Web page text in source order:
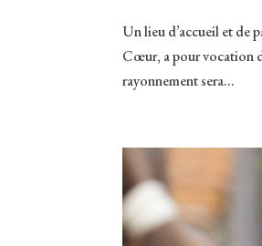
Un lieu d’accueil et de
Cœur, a pour vocation
rayonnement sera...